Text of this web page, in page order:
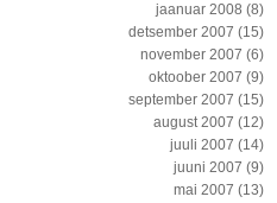
jaanuar 2008 (8)
detsember 2007 (15)
november 2007 (6)
oktoober 2007 (9)
september 2007 (15)
august 2007 (12)
juuli 2007 (14)
juuni 2007 (9)
mai 2007 (13)